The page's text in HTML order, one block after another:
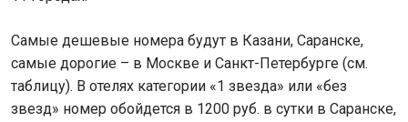
Самые дешевые номера будут в Казани, Саранске,
самые дорогие – в Москве и Санкт-Петербурге (см.
таблицу). В отелях категории «1 звезда» или «без
звезд» номер обойдется в 1200 руб. в сутки в Саранске,